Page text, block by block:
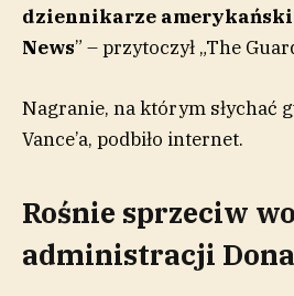
dziennikarze
News” – przytoczył „The
Nagranie, na którym słychać
Vance’a, podbiło internet.
Rośnie sprzeciw
administracji